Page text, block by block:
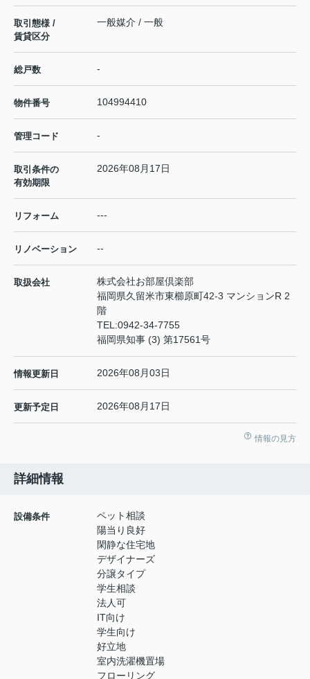
取引態様 /
賃貸区分
一般媒介 / 一般
総戸数 -
物件番号 104994410
管理コード -
取引条件の
有効期限
2026年08月17日
リフォーム ---
リノベーション --
取扱会社
株式会社お部屋倶楽部
福岡県久留米市東櫛原町42-3 マンションR 2
階
TEL:0942-34-7755
福岡県知事 (3) 第17561号
情報更新日 2026年08月03日
更新予定日 2026年08月17日
情報の見方
詳細情報
設備条件
ペット相談
陽当り良好
閑静な住宅地
デザイナーズ
分譲タイプ
学生相談
法人可
IT向け
学生向け
好立地
室内洗濯機置場
フローリング